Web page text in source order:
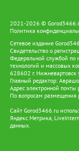
2021-2026 ©
Политика
Сетевое издание
Свидетельство о
Федеральной службой по
технологий и массовых
628602 г.
Главный редактор:
Адрес электронной почты
По вопросам размещения
Сайт Gorod3466.ru
Яндекс.Метрика,
данных.